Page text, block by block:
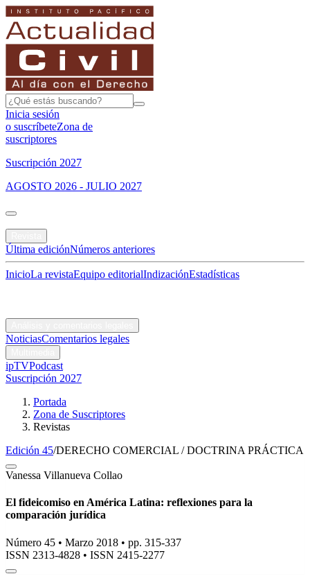
Inicia sesión
o suscríbeteZona de
suscriptores
Suscripción 2027
AGOSTO 2026 - JULIO 2027
Última ediciónNúmeros anteriores
InicioLa revistaEquipo editorialIndizaciónEstadísticas
NoticiasComentarios legales
ipTVPodcast
Suscripción 2027
Portada
Zona de Suscriptores
Revistas
Edición 45/DERECHO COMERCIAL / DOCTRINA PRÁCTICA
Vanessa Villanueva Collao
El fideicomiso en América Latina: reflexiones para la
comparación jurídica
Número 45 • Marzo 2018 • pp. 315-337
ISSN 2313-4828 • ISSN 2415-2277